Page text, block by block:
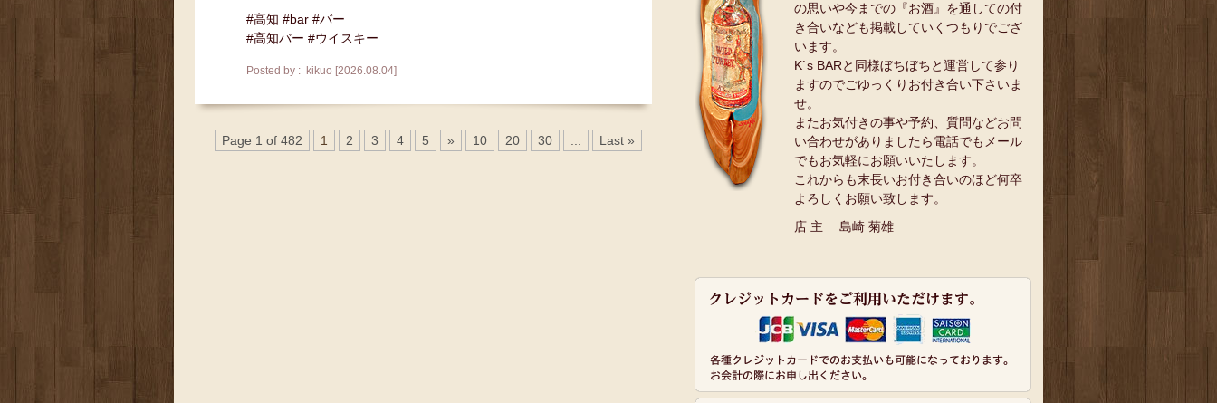
#高知 #bar #バー
#高知バー #ウイスキー
Posted by : kikuo [2026.08.04]
Page 1 of 482 1 2 3 4 5 » 10 20 30 Last »
の思いや今までの『お酒』を通しての付
き合いなども掲載していくつもりでござ
います。
K`s BARと同様ぼちぼちと運営して参り
ますのでごゆっくりお付き合い下さいま
せ。
またお気付きの事や予約、質問などお問
い合わせがありましたら電話でもメール
でもお気軽にお願いいたします。
これからも末長いお付き合いのほど何卒
よろしくお願い致します。
店 主 島崎 菊雄